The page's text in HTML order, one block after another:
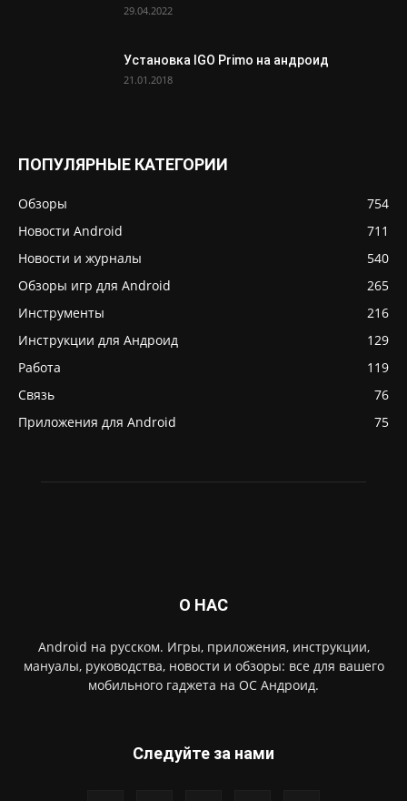
29.04.2022
Установка IGO Primo на андроид
21.01.2018
ПОПУЛЯРНЫЕ КАТЕГОРИИ
Обзоры
754
Новости Android
711
Новости и журналы
540
Обзоры игр для Android
265
Инструменты
216
Инструкции для Андроид
129
Работа
119
Связь
76
Приложения для Android
75
О НАС
Android на русском. Игры, приложения, инструкции,
мануалы, руководства, новости и обзоры: все для вашего
мобильного гаджета на ОС Андроид.
Следуйте за нами